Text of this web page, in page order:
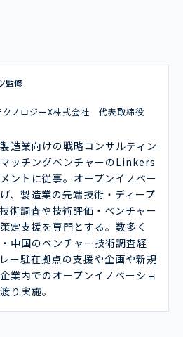
監修
クノロジーX株式会社 代表取締役
造業向けの戦略コンサルティン
ッチングベンチャーのLinkers
ントに従事。オープンイノベー
、製造業の先端技術・ディープ
術調査や技術評価・ベンチャー
定支援を専門とする。数多く
中国のベンチャー技術調査経
ー駐在拠点の支援や企画や新規
業内でのオープンイノベーショ
り実施。